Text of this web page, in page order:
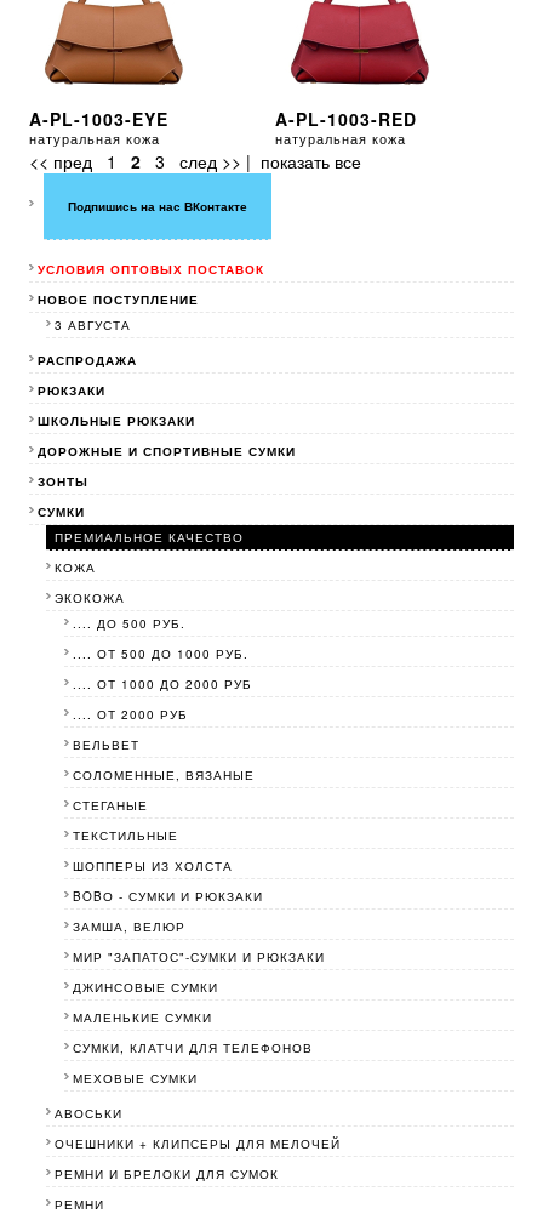
A-PL-1003-EYE
натуральная кожа
A-PL-1003-RED
натуральная кожа
<< пред 1 2 3 след >> | показать все
Подпишись на нас ВКонтакте
УСЛОВИЯ ОПТОВЫХ ПОСТАВОК
НОВОЕ ПОСТУПЛЕНИЕ
3 АВГУСТА
РАСПРОДАЖА
РЮКЗАКИ
ШКОЛЬНЫЕ РЮКЗАКИ
ДОРОЖНЫЕ И СПОРТИВНЫЕ СУМКИ
ЗОНТЫ
СУМКИ
ПРЕМИАЛЬНОЕ КАЧЕСТВО
КОЖА
ЭКОКОЖА
.... ДО 500 РУБ.
.... ОТ 500 ДО 1000 РУБ.
.... ОТ 1000 ДО 2000 РУБ
.... ОТ 2000 РУБ
ВЕЛЬВЕТ
СОЛОМЕННЫЕ, ВЯЗАНЫЕ
СТЕГАНЫЕ
ТЕКСТИЛЬНЫЕ
ШОППЕРЫ ИЗ ХОЛСТА
BOBО - СУМКИ И РЮКЗАКИ
ЗАМША, ВЕЛЮР
МИР "ЗАПАТОС"-СУМКИ И РЮКЗАКИ
ДЖИНСОВЫЕ СУМКИ
МАЛЕНЬКИЕ СУМКИ
СУМКИ, КЛАТЧИ ДЛЯ ТЕЛЕФОНОВ
МЕХОВЫЕ СУМКИ
АВОСЬКИ
ОЧЕШНИКИ + КЛИПСЕРЫ ДЛЯ МЕЛОЧЕЙ
РЕМНИ И БРЕЛОКИ ДЛЯ СУМОК
РЕМНИ